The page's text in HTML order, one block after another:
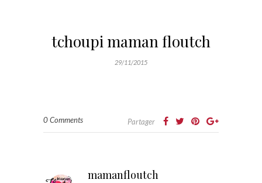
tchoupi maman floutch
29/11/2015
0 Comments Partager
mamanfloutch